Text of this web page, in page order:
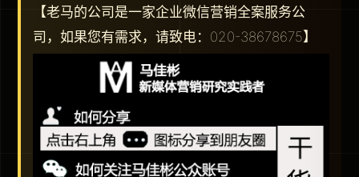
【老马的公司是一家企业微信营销全案服务公
司，如果您有需求，请致电：020-38678675】